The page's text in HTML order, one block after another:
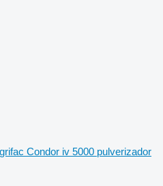
Condor iv 5000 pulverizador